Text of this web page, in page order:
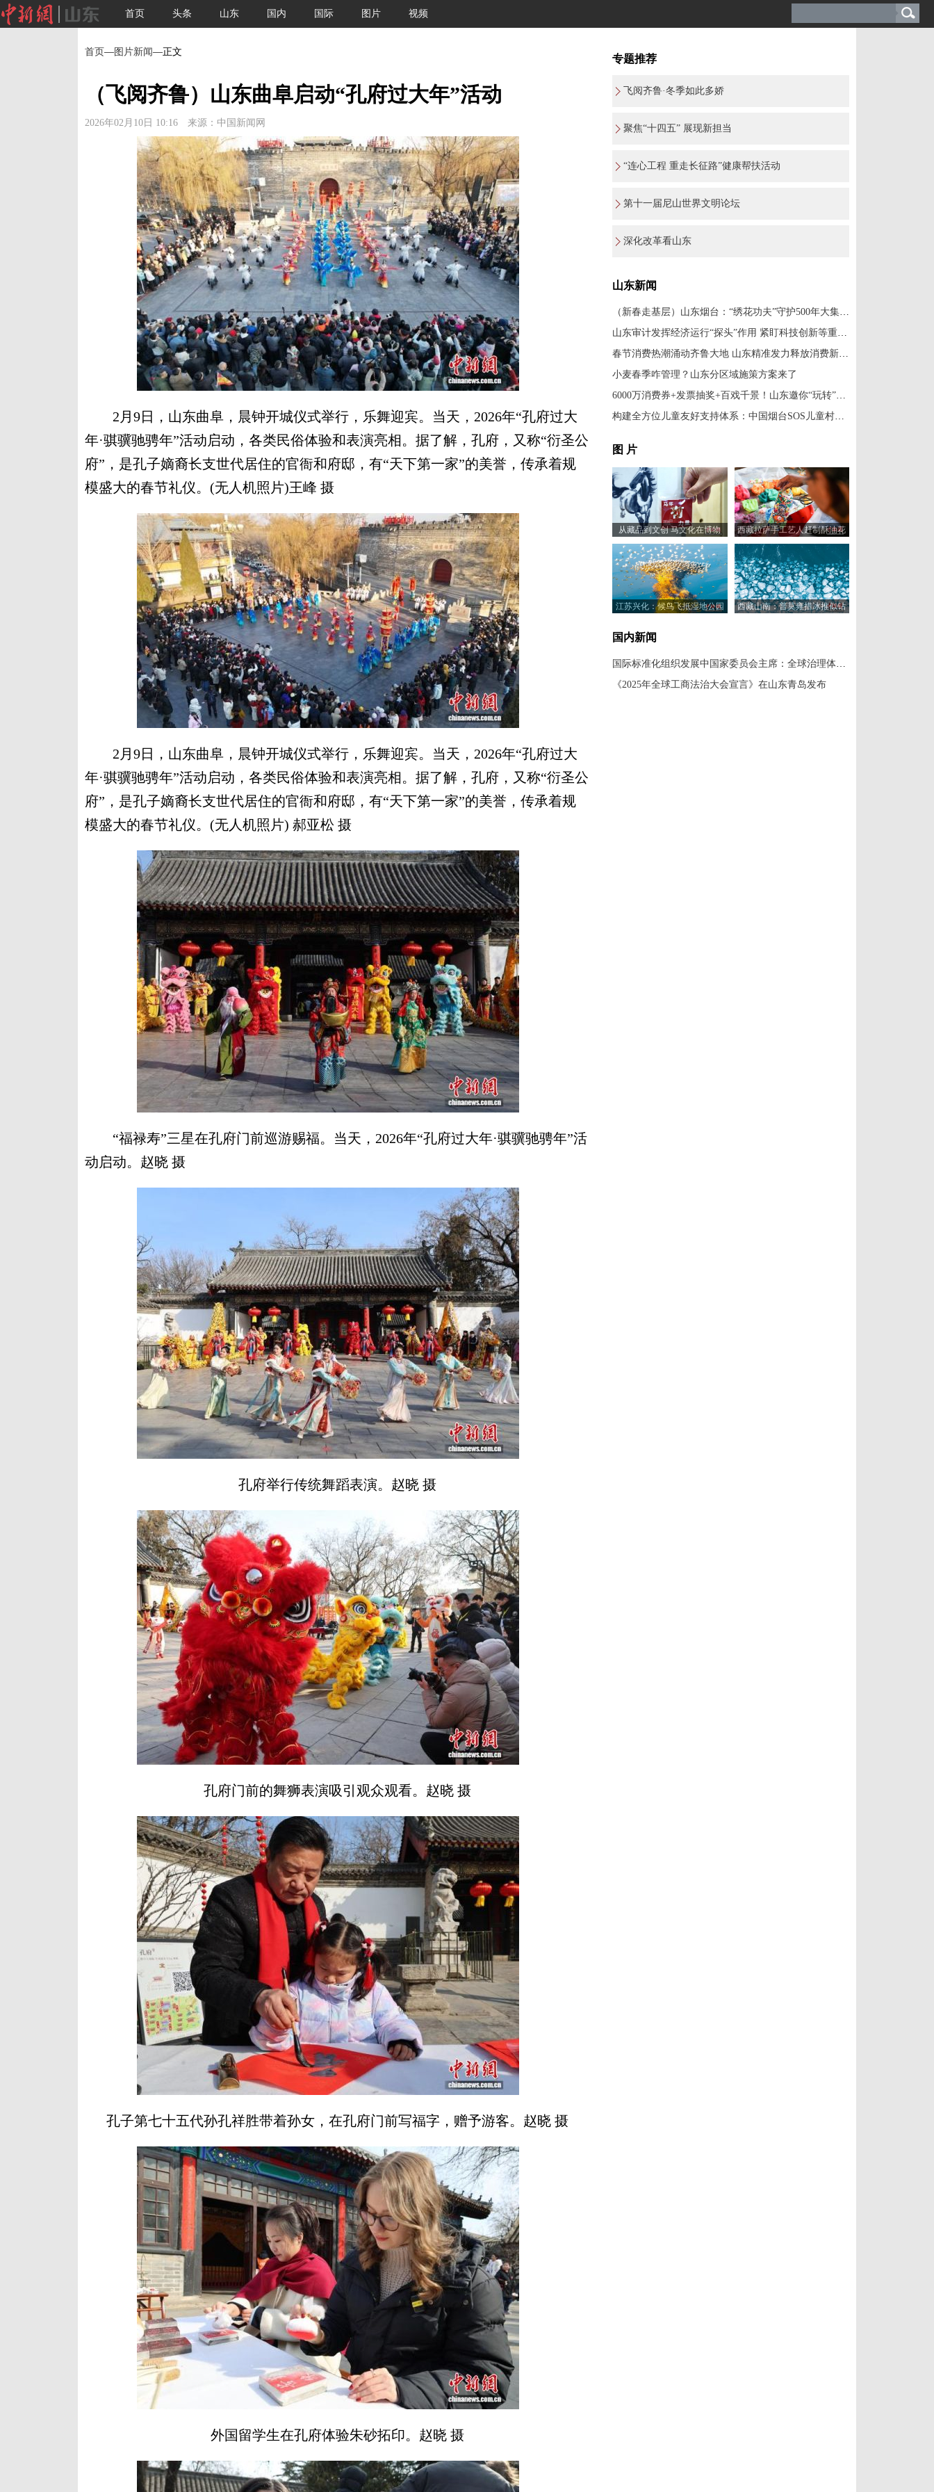
首页 头条 山东 国内 国际 图片 视频
首页—图片新闻—正文
（飞阅齐鲁）山东曲阜启动“孔府过大年”活动
2026年02月10日 10:16 来源：中国新闻网
2月9日，山东曲阜，晨钟开城仪式举行，乐舞迎宾。当天，2026年“孔府过大
年·骐骥驰骋年”活动启动，各类民俗体验和表演亮相。据了解，孔府，又称“衍圣公
府”，是孔子嫡裔长支世代居住的官衙和府邸，有“天下第一家”的美誉，传承着规
模盛大的春节礼仪。(无人机照片)王峰 摄
2月9日，山东曲阜，晨钟开城仪式举行，乐舞迎宾。当天，2026年“孔府过大
年·骐骥驰骋年”活动启动，各类民俗体验和表演亮相。据了解，孔府，又称“衍圣公
府”，是孔子嫡裔长支世代居住的官衙和府邸，有“天下第一家”的美誉，传承着规
模盛大的春节礼仪。(无人机照片) 郝亚松 摄
“福禄寿”三星在孔府门前巡游赐福。当天，2026年“孔府过大年·骐骥驰骋年”活
动启动。赵晓 摄
孔府举行传统舞蹈表演。赵晓 摄
孔府门前的舞狮表演吸引观众观看。赵晓 摄
孔子第七十五代孙孔祥胜带着孙女，在孔府门前写福字，赠予游客。赵晓 摄
外国留学生在孔府体验朱砂拓印。赵晓 摄
专题推荐
飞阅齐鲁·冬季如此多娇
聚焦“十四五” 展现新担当
“连心工程 重走长征路”健康帮扶活动
第十一届尼山世界文明论坛
深化改革看山东
山东新闻
（新春走基层）山东烟台：“绣花功夫”守护500年大集烟火气
山东审计发挥经济运行“探头”作用 紧盯科技创新等重点领域
春节消费热潮涌动齐鲁大地 山东精准发力释放消费新动能
小麦春季咋管理？山东分区域施策方案来了
6000万消费券+发票抽奖+百戏千景！山东邀你“玩转”史上最长春节假期
构建全方位儿童友好支持体系：中国烟台SOS儿童村这一年
图 片
从藏品到文创 马文化在博物
馆“奔”向新岁
西藏拉萨手工艺人赶制酥油花
喜迎藏历新年
江苏兴化：候鸟飞抵湿地公园
西藏山南：普莫雍措冰推似钻
国内新闻
国际标准化组织发展中国家委员会主席：全球治理体系改革应共建共享
《2025年全球工商法治大会宣言》在山东青岛发布